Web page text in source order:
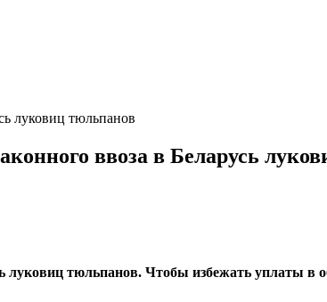
луковиц тюльпанов
ввоза в Беларусь
луковиц тюльпанов. Чтобы избежать уплаты